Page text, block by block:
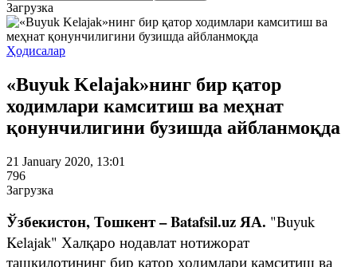
Загрузка
Ҳодисалар
«Buyuk Kelajak»нинг бир қатор
ходимлари камситиш ва меҳнат
қонунчилигини бузишда айбланмоқда
21 January 2020, 13:01
796
Загрузка
Ўзбекистон, Тошкент – Batafsil.uz ЯА. "Buyuk
Kelajak" Халқаро нодавлат нотижорат
ташкилотининг бир қатор ходимлари камситиш ва